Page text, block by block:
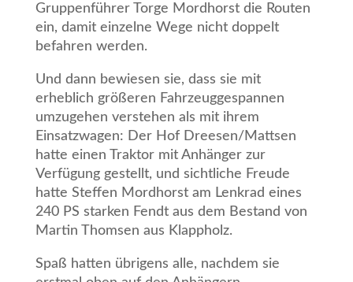
Gruppenführer Torge Mordhorst die Routen
ein, damit einzelne Wege nicht doppelt
befahren werden.
Und dann bewiesen sie, dass sie mit
erheblich größeren Fahrzeuggespannen
umzugehen verstehen als mit ihrem
Einsatzwagen: Der Hof Dreesen/Mattsen
hatte einen Traktor mit Anhänger zur
Verfügung gestellt, und sichtliche Freude
hatte Steffen Mordhorst am Lenkrad eines
240 PS starken Fendt aus dem Bestand von
Martin Thomsen aus Klappholz.
Spaß hatten übrigens alle, nachdem sie